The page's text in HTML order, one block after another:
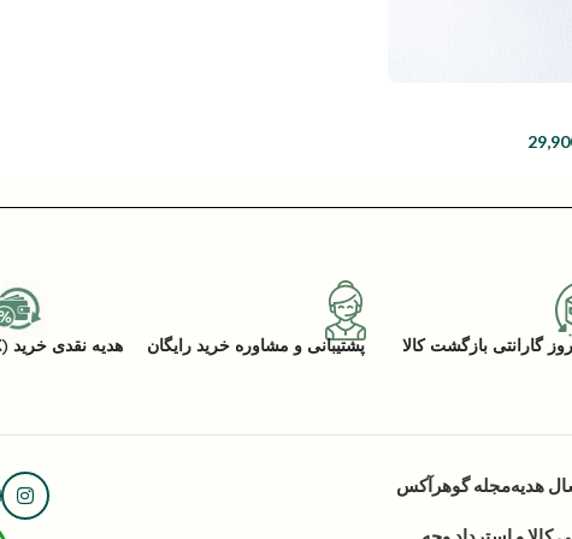
پشتیبانی و مشاوره خرید رایگان هدیه نقدی خرید (CASHBACK)
هدیهمجله گوهرآکس